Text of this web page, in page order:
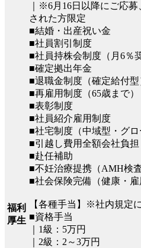
福利
厚生
｜※6月16日以降にご応
された方限定
■結婚・出産祝い金
■社員割引制度
■社員持株会制度（月6％
■確定拠出年金
■退職金制度（確定給付型
■再雇用制度（65歳まで）
■表彰制度
■社員紹介雇用制度
■社宅制度（中域型・グロ
■引越し費用全額会社負担
■赴任補助
■不妊治療提携（AMH検
■社会保険完備（健康・雇
【各種手当】※社内規定
■資格手当
｜1級：5万円
｜2級：2～3万円